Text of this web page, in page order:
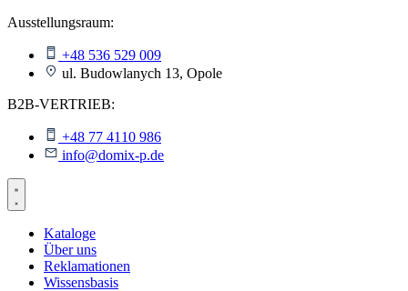
Skip
content
Ausstellungsraum:
+48 536 529 009
ul. Budowlanych 13, Opole
B2B-VERTRIEB:
+48 77 4110 986
info@domix-p.de
Kataloge
Über uns
Reklamationen
Wissensbasis